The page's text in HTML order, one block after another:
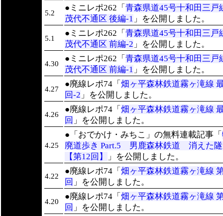
5.2
●ミニレポ262「 青森県道45号十和田三戸
茂代不通区 後編-1 」を公開しました。
5.1
●ミニレポ262「 青森県道45号十和田三戸
茂代不通区 前編-2 」を公開しました。
4.30
●ミニレポ262「 青森県道45号十和田三戸
茂代不通区 前編-1 」を公開しました。
4.27
●廃線レポ74「 畑ヶ平森林鉄道霧ヶ滝線
回-2 」を公開しました。
4.26
●廃線レポ74「 畑ヶ平森林鉄道霧ヶ滝線
回 」を公開しました。
4.25
●「おでかけ・みちこ」の無料連載記事「
廃道歩き Part.5 男鹿森林鉄道 消えた
【第12回】
」を公開しました。
4.22
●廃線レポ74「 畑ヶ平森林鉄道霧ヶ滝線
回 」を公開しました。
4.20
●廃線レポ74「 畑ヶ平森林鉄道霧ヶ滝線
回 」を公開しました。